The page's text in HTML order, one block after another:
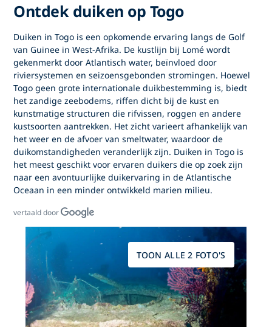
Ontdek duiken op Togo
Duiken in Togo is een opkomende ervaring langs de Golf
van Guinee in West-Afrika. De kustlijn bij Lomé wordt
gekenmerkt door Atlantisch water, beïnvloed door
riviersystemen en seizoensgebonden stromingen. Hoewel
Togo geen grote internationale duikbestemming is, biedt
het zandige zeebodems, riffen dicht bij de kust en
kunstmatige structuren die rifvissen, roggen en andere
kustsoorten aantrekken. Het zicht varieert afhankelijk van
het weer en de afvoer van smeltwater, waardoor de
duikomstandigheden veranderlijk zijn. Duiken in Togo is
het meest geschikt voor ervaren duikers die op zoek zijn
naar een avontuurlijke duikervaring in de Atlantische
Oceaan in een minder ontwikkeld marien milieu.
vertaald door
TOON ALLE 2 FOTO'S